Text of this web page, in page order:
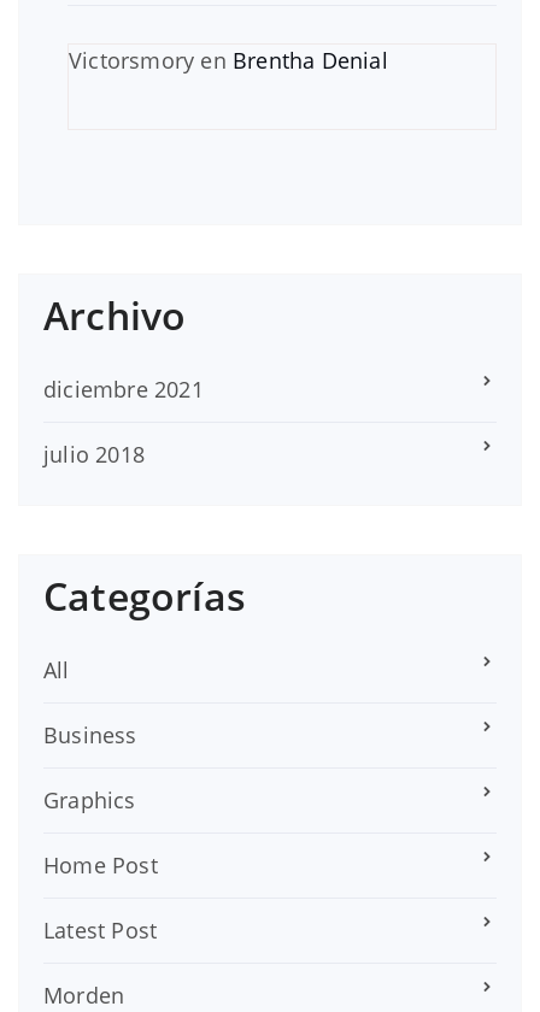
Victorsmory en Brentha Denial
Archivo
diciembre 2021
julio 2018
Categorías
All
Business
Graphics
Home Post
Latest Post
Morden